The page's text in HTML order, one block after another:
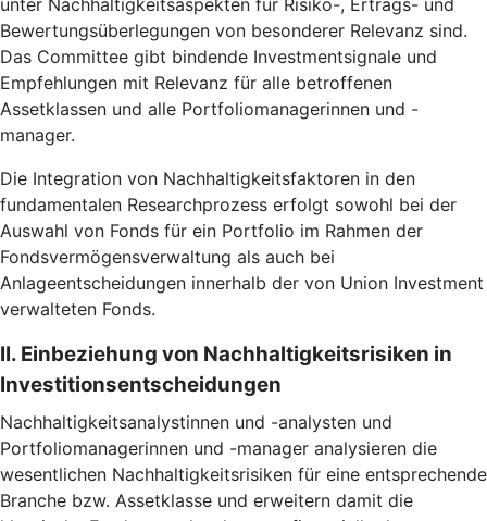
unter Nachhaltigkeitsaspekten für Risiko-, Ertrags- und
Bewertungsüberlegungen von besonderer Relevanz sind.
Das Committee gibt bindende Investmentsignale und
Empfehlungen mit Relevanz für alle betroffenen
Assetklassen und alle Portfoliomanagerinnen und -
manager.
Die Integration von Nachhaltigkeitsfaktoren in den
fundamentalen Researchprozess erfolgt sowohl bei der
Auswahl von Fonds für ein Portfolio im Rahmen der
Fondsvermögensverwaltung als auch bei
Anlageentscheidungen innerhalb der von Union Investment
verwalteten Fonds.
II. Einbeziehung von Nachhaltigkeitsrisiken in
Investitionsentscheidungen
Nachhaltigkeitsanalystinnen und -analysten und
Portfoliomanagerinnen und -manager analysieren die
wesentlichen Nachhaltigkeitsrisiken für eine entsprechende
Branche bzw. Assetklasse und erweitern damit die